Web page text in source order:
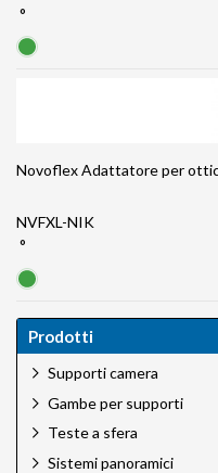
°
Novoflex Adattatore per
NVFXL-NIK
°
Prodotti
Supporti camera
Gambe per supporti
Teste a sfera
Sistemi panoramici